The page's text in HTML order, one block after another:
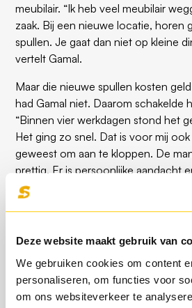
Deze website maakt gebruik van
We gebruiken cookies om content
personaliseren, om functies voor
om ons websiteverkeer te
meubilair. “Ik heb veel meubilair
zaak. Bij een nieuwe locatie, horen
spullen. Je gaat dan niet op kleine
vertelt Gamal.
Maar die nieuwe spullen kosten
had Gamal niet. Daarom schakelde
“Binnen vier werkdagen stond het
Het ging zo snel. Dat is voor mij
geweest om aan te kloppen. De
prettig. Er is persoonlijke aandacht
ze terecht met mijn vragen.”
De terugbetaling gaat gemakkelijk.
dat je binnen zes maanden klaar
is zo gemakkelijk want je hoeft
denken.”